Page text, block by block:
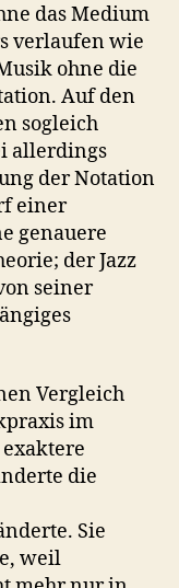
das Medium
verlaufen wie
ohne die
Auf den
sogleich
allerdings
der Notation
einer
genauere
der Jazz
seiner
Vergleich
im
die
Sie
weil